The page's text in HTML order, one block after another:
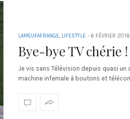
LAMEUFAFRANGE, LIFESTYLE - 6 FÉVRIER 2018
Bye-bye TV chérie !
Je vis sans Télévision depuis quasi un
machine infernale à boutons et